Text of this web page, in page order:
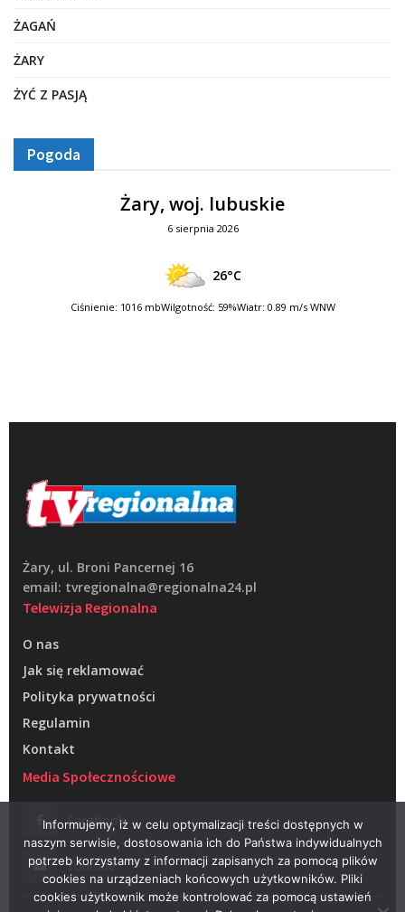
ŻAGAŃ
ŻARY
ŻYĆ Z PASJĄ
Pogoda
Żary, woj. lubuskie
6 sierpnia 2026
26°C
Ciśnienie: 1016 mbWilgotność: 59%Wiatr: 0.89 m/s WNW
Żary, ul. Broni Pancernej 16
email: tvregionalna@regionalna24.pl
Telewizja Regionalna
O nas
Jak się reklamować
Polityka prywatności
Regulamin
Kontakt
Media Społecznościowe
Facebook
Youtube
Informujemy, iż w celu optymalizacji treści dostępnych w
naszym serwisie, dostosowania ich do Państwa indywidualnych
potrzeb korzystamy z informacji zapisanych za pomocą plików
cookies na urządzeniach końcowych użytkowników. Pliki
cookies użytkownik może kontrolować za pomocą ustawień